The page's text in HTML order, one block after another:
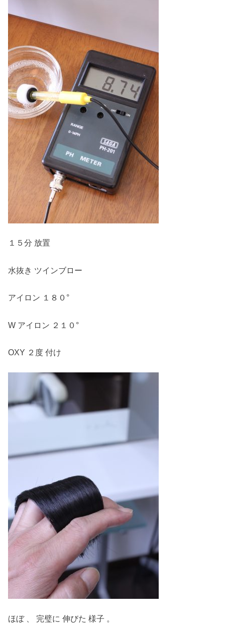
１５分 放置
水抜き ツインブロー
アイロン １８０°
W アイロン ２１０°
OXY ２度 付け
ほぼ 、 完璧に 伸びた 様子 。